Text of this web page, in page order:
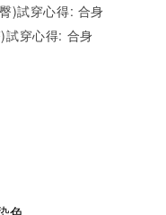
)試穿心得: 合身
穿心得: 合身